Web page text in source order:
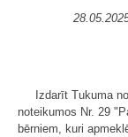
Izdarīt Tukuma
noteikumos Nr. 29
bērniem, kuri